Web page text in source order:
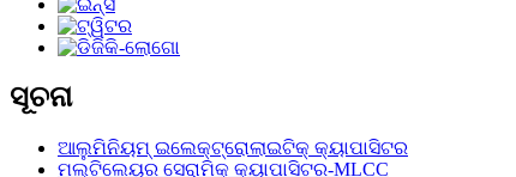
ସୂଚନା
ଆଲୁମିନିୟମ୍ ଇଲେକ୍ଟ୍ରୋଲାଇଟିକ୍ କ୍ୟାପାସିଟର
ମଲ୍ଟିଲେୟର ସେରାମିକ୍ କ୍ୟାପାସିଟର-MLCC